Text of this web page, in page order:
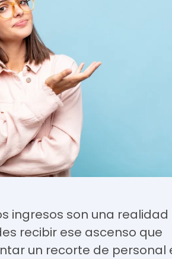
ingresos son una realidad
recibir ese ascenso que
un recorte de personal